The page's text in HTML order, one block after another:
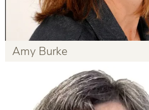
Amy Burke
Gastlehrende
Infos zur Person
Amy Burke